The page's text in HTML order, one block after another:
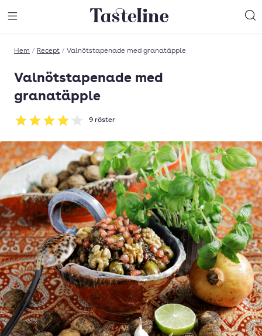
Till Tastelines startsida
Hem / Recept / Valnötstapenade med granatäpple
Valnötstapenade med
granatäpple
Betyg: 4 av 5
9 röster